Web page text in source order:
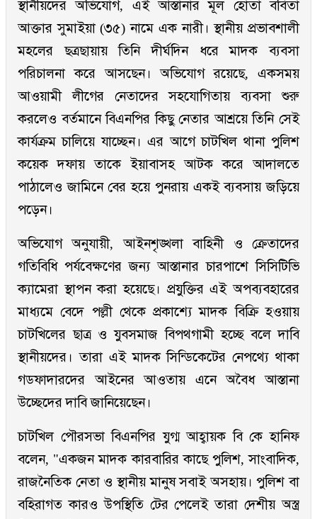
স্থানীয়দের অভিযোগ, এই আস্তানার মূল হোতা ববিতা
আক্তার সুমাইয়া (৩৫) নামে এক নারী। স্থানীয় প্রভাবশালী
মহলের ছত্রছায়ায় তিনি দীর্ঘদিন ধরে মাদক ব্যবসা
পরিচালনা করে আসছেন। অভিযোগ রয়েছে, একসময়
আওয়ামী লীগের নেতাদের সহযোগিতায় ব্যবসা শুরু
করলেও বর্তমানে বিএনপির কিছু নেতার আশ্রয়ে তিনি সেই
কার্যক্রম চালিয়ে যাচ্ছেন। এর আগে চাটখিল থানা পুলিশ
কয়েক দফায় তাকে ইয়াবাসহ আটক করে আদালতে
পাঠালেও জামিনে বের হয়ে পুনরায় একই ব্যবসায় জড়িয়ে
পড়েন।
অভিযোগ অনুযায়ী, আইনশৃঙ্খলা বাহিনী ও ক্রেতাদের
গতিবিধি পর্যবেক্ষণের জন্য আস্তানার চারপাশে সিসিটিভি
ক্যামেরা স্থাপন করা হয়েছে। প্রযুক্তির এই অপব্যবহারের
মাধ্যমে বেদে পল্লী থেকে প্রকাশ্যে মাদক বিক্রি হওয়ায়
চাটখিলের ছাত্র ও যুবসমাজ বিপথগামী হচ্ছে বলে দাবি
স্থানীয়দের। তারা এই মাদক সিন্ডিকেটের নেপথ্যে থাকা
গডফাদারদের আইনের আওতায় এনে অবৈধ আস্তানা
উচ্ছেদের দাবি জানিয়েছেন।
চাটখিল পৌরসভা বিএনপির যুগ্ম আহ্বায়ক বি কে হানিফ
বলেন, "একজন মাদক কারবারির কাছে পুলিশ, সাংবাদিক,
রাজনৈতিক নেতা ও স্থানীয় মানুষ সবাই অসহায়। পুলিশ বা
বহিরাগত কারও উপস্থিতি টের পেলেই তারা দেশীয় অস্ত্র